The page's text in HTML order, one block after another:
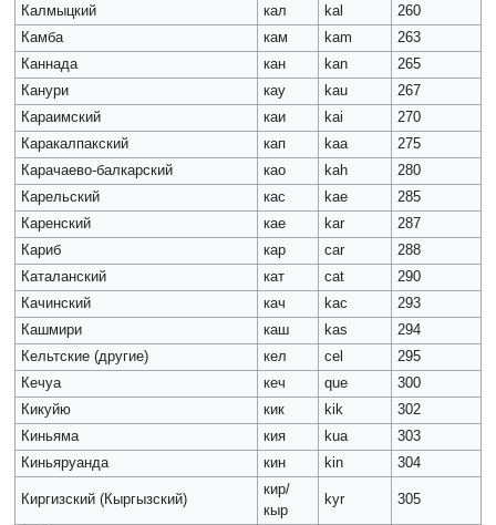
Калмыцкий кал kal
260
Камба
кам kam
263
Каннада
кан kan
265
Канури
кау kau
267
Караимский
каи kai
270
Каракалпакский
кап kaa
275
Карачаево-балкарский
као kah
280
Карельский
кас kae
285
Каренский
кае kar
287
Кариб
кар car
288
Каталанский
кат cat
290
Качинский
кач kac
293
Кашмири
каш kas
294
Кельтские (другие)
кел cel
295
Кечуа
кеч que
300
Кикуйю
кик kik
302
Киньяма
кия kua
303
Киньяруанда
кин kin 304
Киргизский (Кыргызский)
кир/
кыр
kyr 305